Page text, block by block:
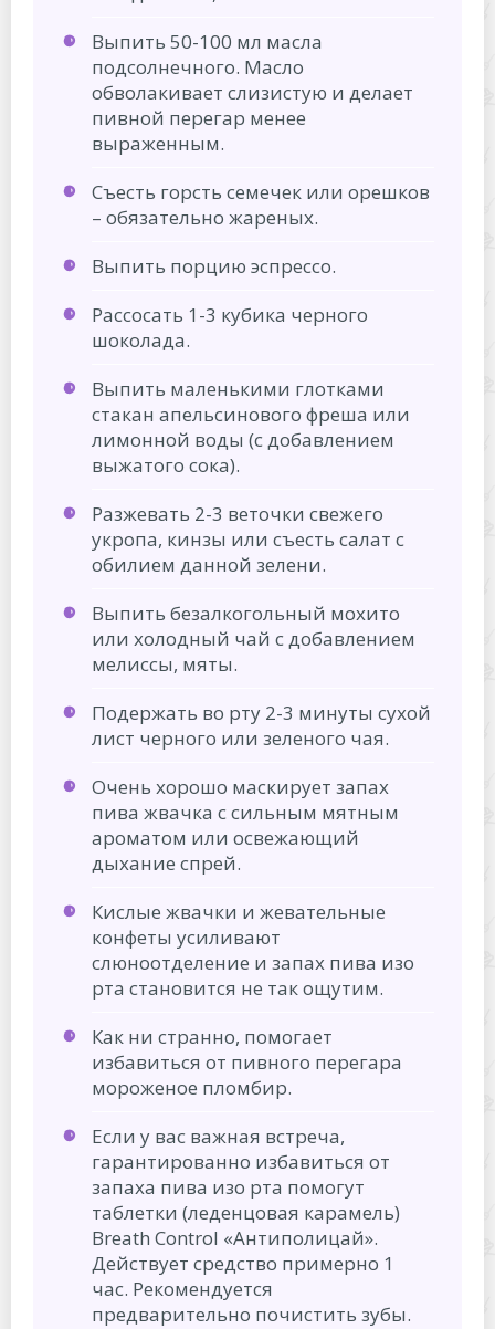
Выпить 50-100 мл масла
подсолнечного. Масло
обволакивает слизистую и делает
пивной перегар менее
выраженным.
Съесть горсть семечек или орешков
– обязательно жареных.
Выпить порцию эспрессо.
Рассосать 1-3 кубика черного
шоколада.
Выпить маленькими глотками
стакан апельсинового фреша или
лимонной воды (с добавлением
выжатого сока).
Разжевать 2-3 веточки свежего
укропа, кинзы или съесть салат с
обилием данной зелени.
Выпить безалкогольный мохито
или холодный чай с добавлением
мелиссы, мяты.
Подержать во рту 2-3 минуты сухой
лист черного или зеленого чая.
Очень хорошо маскирует запах
пива жвачка с сильным мятным
ароматом или освежающий
дыхание спрей.
Кислые жвачки и жевательные
конфеты усиливают
слюноотделение и запах пива изо
рта становится не так ощутим.
Как ни странно, помогает
избавиться от пивного перегара
мороженое пломбир.
Если у вас важная встреча,
гарантированно избавиться от
запаха пива изо рта помогут
таблетки (леденцовая карамель)
Breath Control «Антиполицай».
Действует средство примерно 1
час. Рекомендуется
предварительно почистить зубы.